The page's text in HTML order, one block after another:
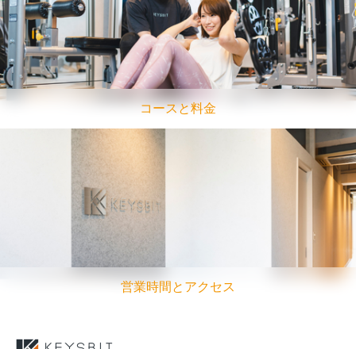
コースと料金
営業時間とアクセス